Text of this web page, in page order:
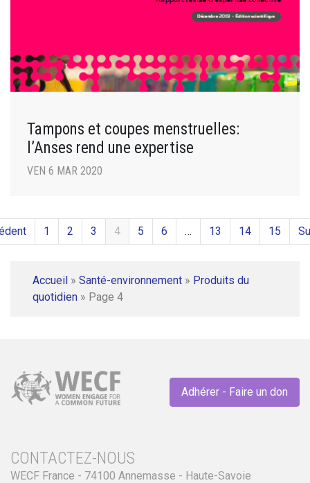
Tampons et coupes menstruelles:
l’Anses rend une expertise
VEN 6 MAR 2020
1 2 3 4 5 6 … 13 14 15
Accueil » Santé-environnement » Produits du
quotidien » Page 4
Adhérer - Faire un don
CONTACTEZ-NOUS
WECF France - 74100 Annemasse - Haute-Savoie